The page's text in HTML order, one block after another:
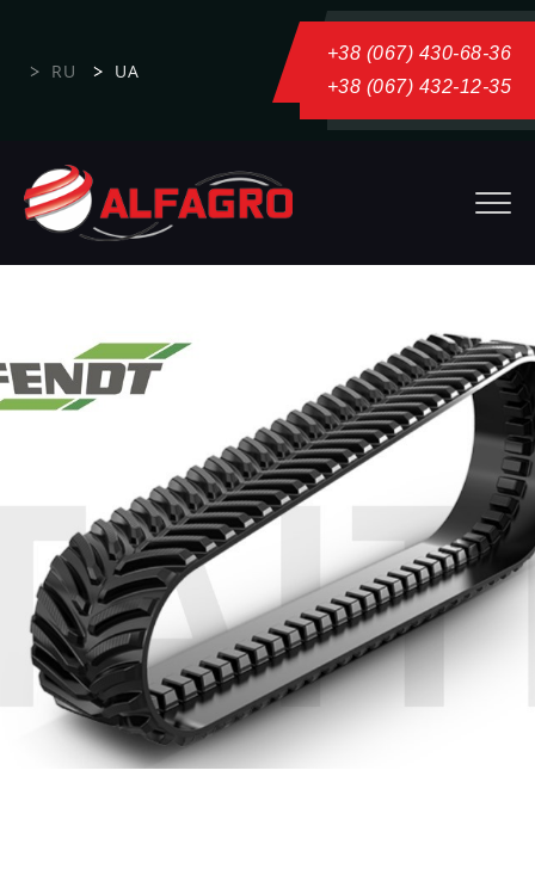
RU UA
+38 (067) 430-68-36
+38 (067) 432-12-35